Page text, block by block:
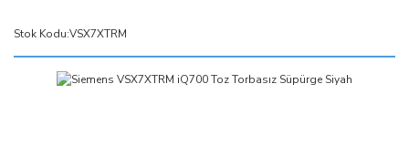
Stok Kodu:VSX7XTRM